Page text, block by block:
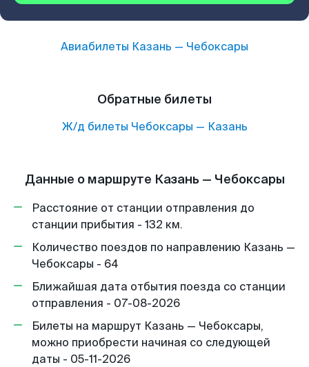
Авиабилеты Казань — Чебоксары
Обратные билеты
Ж/д билеты Чебоксары — Казань
Данные о маршруте Казань — Чебоксары
Расстояние от станции отправления до
станции прибытия - 132 км.
Количество поездов по направлению Казань —
Чебоксары - 64
Ближайшая дата отбытия поезда со станции
отправления - 07-08-2026
Билеты на маршрут Казань — Чебоксары,
можно приобрести начиная со следующей
даты - 05-11-2026